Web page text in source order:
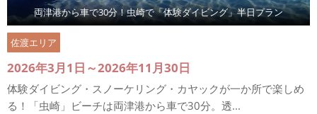
両津港から車で30分！虫崎で「体験ダイビング」半日プラン
佐渡エリア
2026年3月1日～2026年11月30日
体験ダイビング・スノーケリング・カヤックが一か所で楽しめ
る！「虫崎」ビーチは両津港から車で30分。透...